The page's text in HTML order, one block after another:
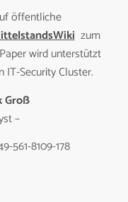
öffentliche
zum
wird unterstützt
IT-Security Cluster.
Groß
–
561-8109-178